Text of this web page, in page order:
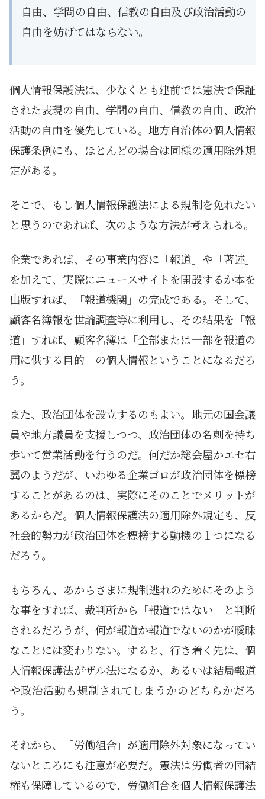
自由、学問の自由、信教の自由及び政治活動の
自由を妨げてはならない。
個人情報保護法は、少なくとも建前では憲法で保証
された表現の自由、学問の自由、信教の自由、政治
活動の自由を優先している。地方自治体の個人情報
保護条例にも、ほとんどの場合は同様の適用除外規
定がある。
そこで、もし個人情報保護法による規制を免れたい
と思うのであれば、次のような方法が考えられる。
企業であれば、その事業内容に「報道」や「著述」
を加えて、実際にニュースサイトを開設するか本を
出版すれば、「報道機関」の完成である。そして、
顧客名簿報を世論調査等に利用し、その結果を「報
道」すれば、顧客名簿は「全部または一部を報道の
用に供する目的」の個人情報ということになるだろ
う。
また、政治団体を設立するのもよい。地元の国会議
員や地方議員を支援しつつ、政治団体の名刺を持ち
歩いて営業活動を行うのだ。何だか総会屋かエセ右
翼のようだが、いわゆる企業ゴロが政治団体を標榜
することがあるのは、実際にそのことでメリットが
あるからだ。個人情報保護法の適用除外規定も、反
社会的勢力が政治団体を標榜する動機の１つになる
だろう。
もちろん、あからさまに規制逃れのためにそのよう
な事をすれば、裁判所から「報道ではない」と判断
されるだろうが、何が報道か報道でないのかが曖昧
なことには変わりない。すると、行き着く先は、個
人情報保護法がザル法になるか、あるいは結局報道
や政治活動も規制されてしまうかのどちらかだろ
う。
それから、「労働組合」が適用除外対象になってい
ないところにも注意が必要だ。憲法は労働者の団結
権も保障しているので、労働組合を個人情報保護法